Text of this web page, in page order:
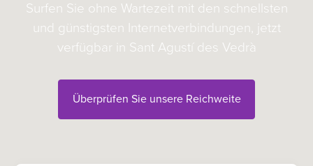
Surfen Sie ohne Wartezeit mit den schnellsten
und günstigsten Internetverbindungen, jetzt
verfügbar in Sant Agustí des Vedrà
Überprüfen Sie unsere Reichweite